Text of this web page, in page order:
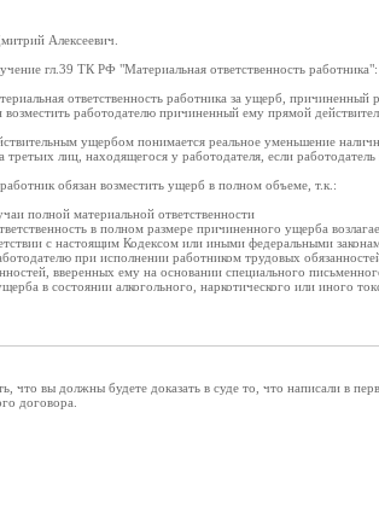
Алексеевич.
гл.39 ТК РФ "Материальная ответственность работника":
ответственность работника за ущерб, причиненный
возместить работодателю причиненный ему прямой
ущербом понимается реальное уменьшение
третьих лиц, находящегося у работодателя, если
обязан возместить ущерб в полном объеме, т.к.:
полной материальной ответственности
в полном размере причиненного ущерба
с настоящим Кодексом или иными федеральными
при исполнении работником трудовых
вверенных ему на основании специального
в состоянии алкогольного, наркотического или иного
что вы должны будете доказать в суде то, что написали в
договора.